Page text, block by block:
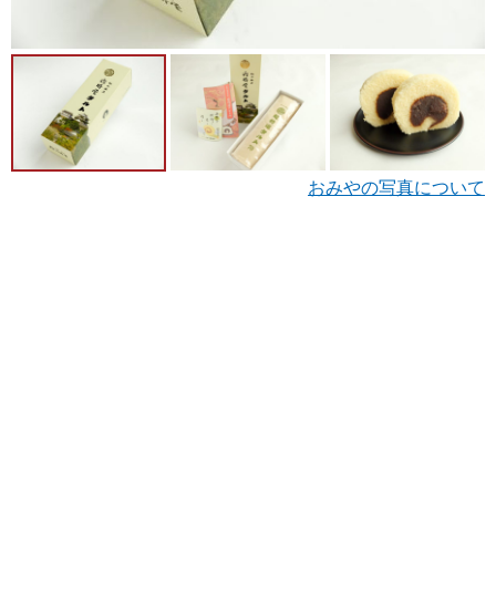
おみやの写真について